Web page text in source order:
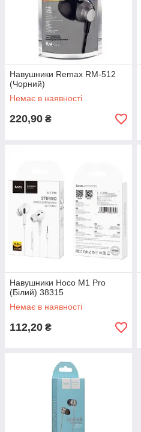
Навушники Remax RM-512
(Чорний)
Немає в наявності
220,90 ₴
Навушники Hoco M1 Pro
(Бiлий) 38315
Немає в наявності
112,20 ₴